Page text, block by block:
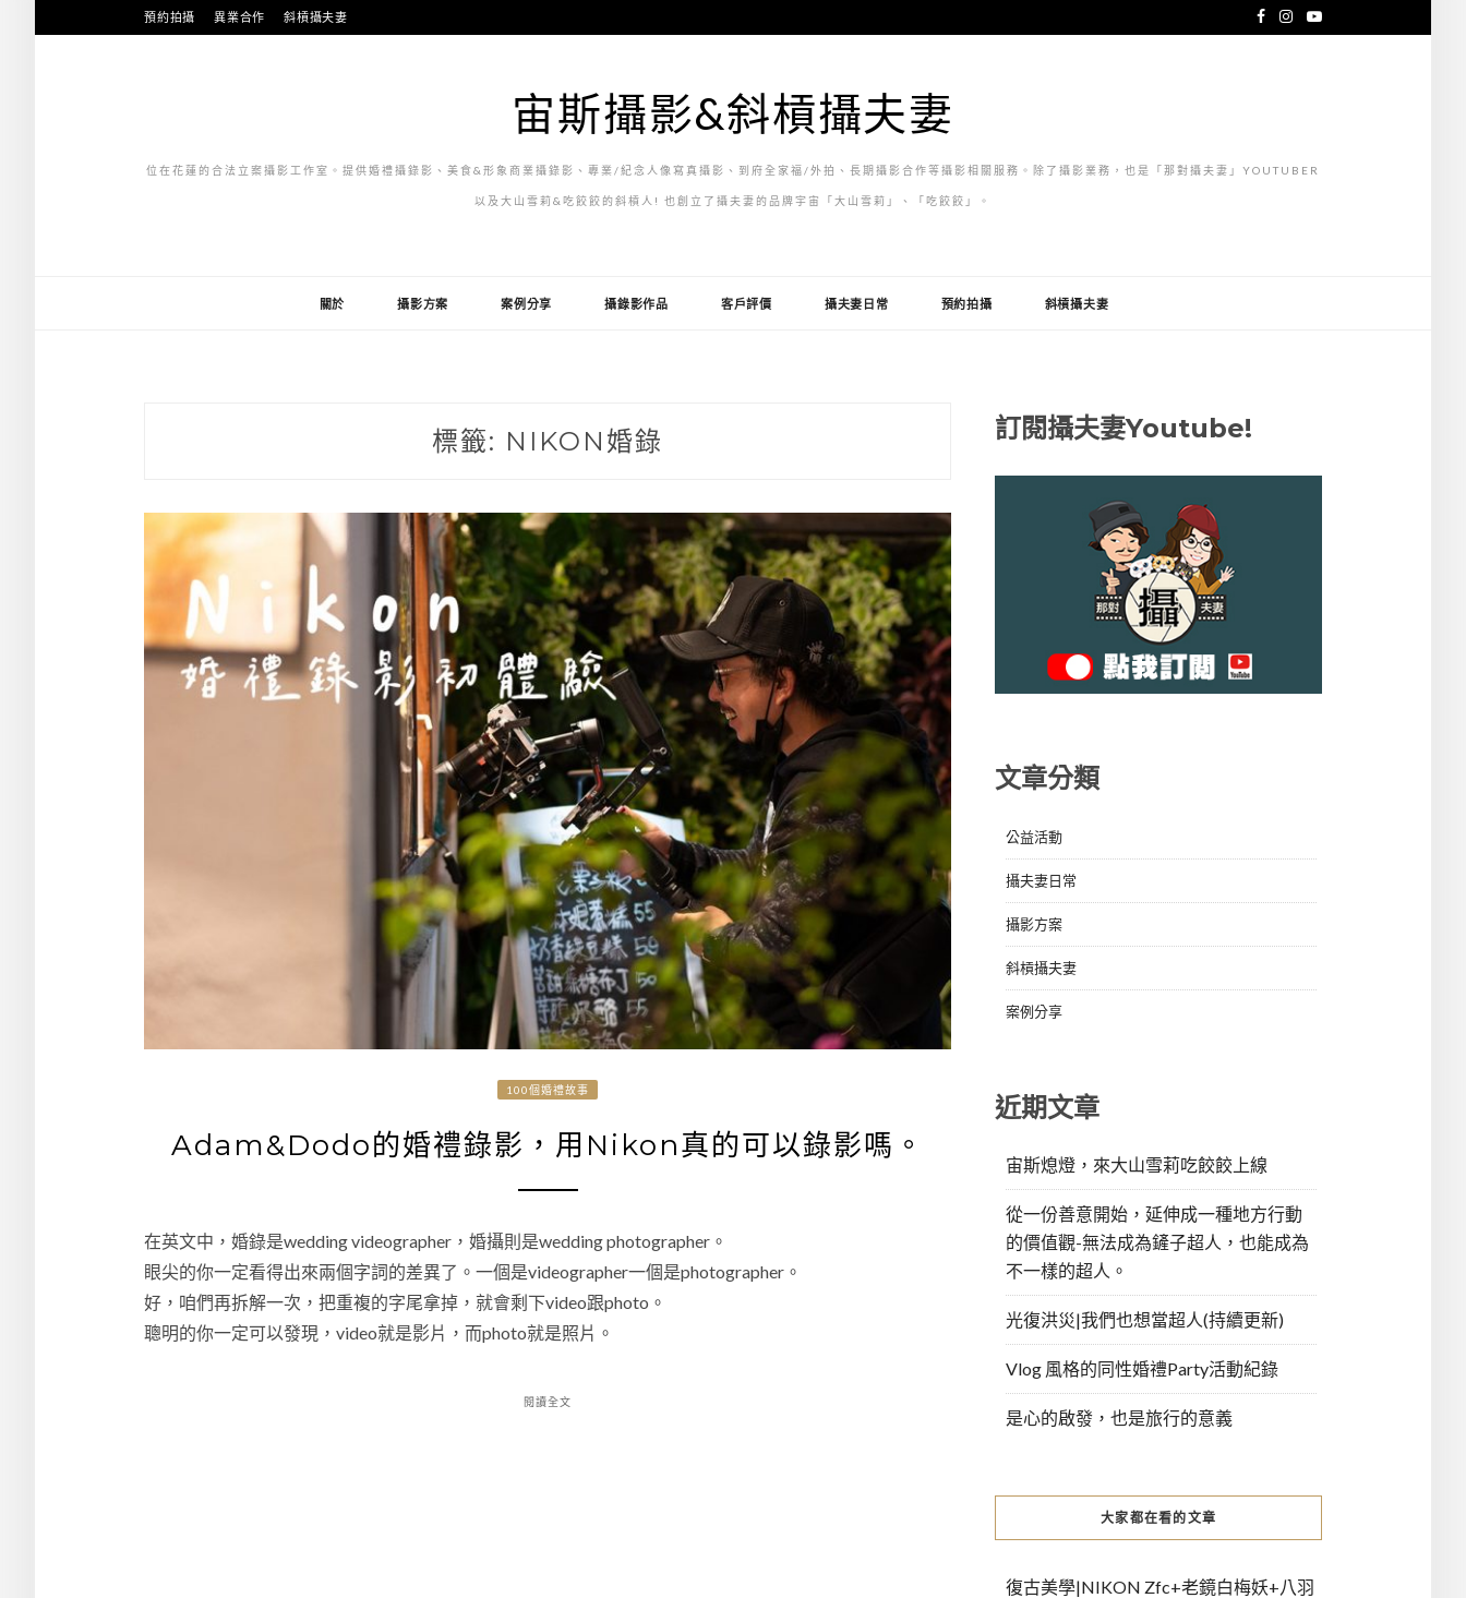
至
預約拍攝 異業合作 斜槓攝夫妻
宙斯攝影&斜槓攝夫妻
位在花蓮的合法立案攝影工作室。提供婚禮攝錄影、美食&形象商業攝錄影、專業/紀念人像寫真攝影、到府全家福/外拍、長期攝影合作等攝影相關服務。除了攝影業務，也是「那對攝夫妻」YOUTUBER
以及大山雪莉&吃餃餃的斜槓人! 也創立了攝夫妻的品牌宇宙「大山雪莉」、「吃餃餃」。
關於 攝影方案 案例分享 攝錄影作品 客戶評價 攝夫妻日常 預約拍攝 斜槓攝夫妻
標籤: NIKON婚錄
100個婚禮故事
Adam&Dodo的婚禮錄影，用Nikon真的可以錄影嗎。
在英文中，婚錄是wedding videographer，婚攝則是wedding photographer。
眼尖的你一定看得出來兩個字詞的差異了。一個是videographer一個是photographer。
好，咱們再拆解一次，把重複的字尾拿掉，就會剩下video跟photo。
聰明的你一定可以發現，video就是影片，而photo就是照片。
閱讀全文
訂閱攝夫妻Youtube!
文章分類
公益活動
攝夫妻日常
攝影方案
斜槓攝夫妻
案例分享
近期文章
宙斯熄燈，來大山雪莉吃餃餃上線
從一份善意開始，延伸成一種地方行動
的價值觀-無法成為鏟子超人，也能成為
不一樣的超人。
光復洪災|我們也想當超人(持續更新)
Vlog 風格的同性婚禮Party活動紀錄
是心的啟發，也是旅行的意義
大家都在看的文章
復古美學|NIKON Zfc+老鏡白梅妖+八羽